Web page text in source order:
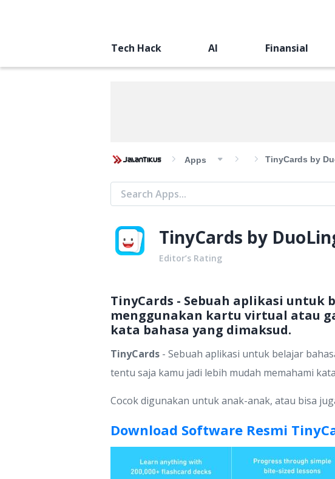
Tech Hack AI Finansial
Apps TinyCards by
TinyCards by
Editor’s Rating
TinyCards - Sebuah aplikasi
menggunakan kartu virtual atau
kata bahasa yang dimaksud.
TinyCards - Sebuah aplikasi untuk belajar
tentu saja kamu jadi lebih mudah memahami
Cocok digunakan untuk anak-anak, atau bisa
Download Software Resmi